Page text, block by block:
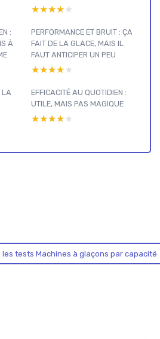
★★★★★
★★★★★
:
À
PERFORMANCE ET BRUIT : ÇA
FAIT DE LA GLACE, MAIS IL
FAUT ANTICIPER UN PEU
★★★★★
★★★★★
LA
EFFICACITÉ AU QUOTIDIEN :
UTILE, MAIS PAS MAGIQUE
★★★★★
★★★★★
les tests Machines à glaçons par